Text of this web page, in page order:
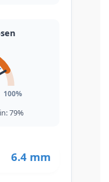
100%
79%
6.4 mm